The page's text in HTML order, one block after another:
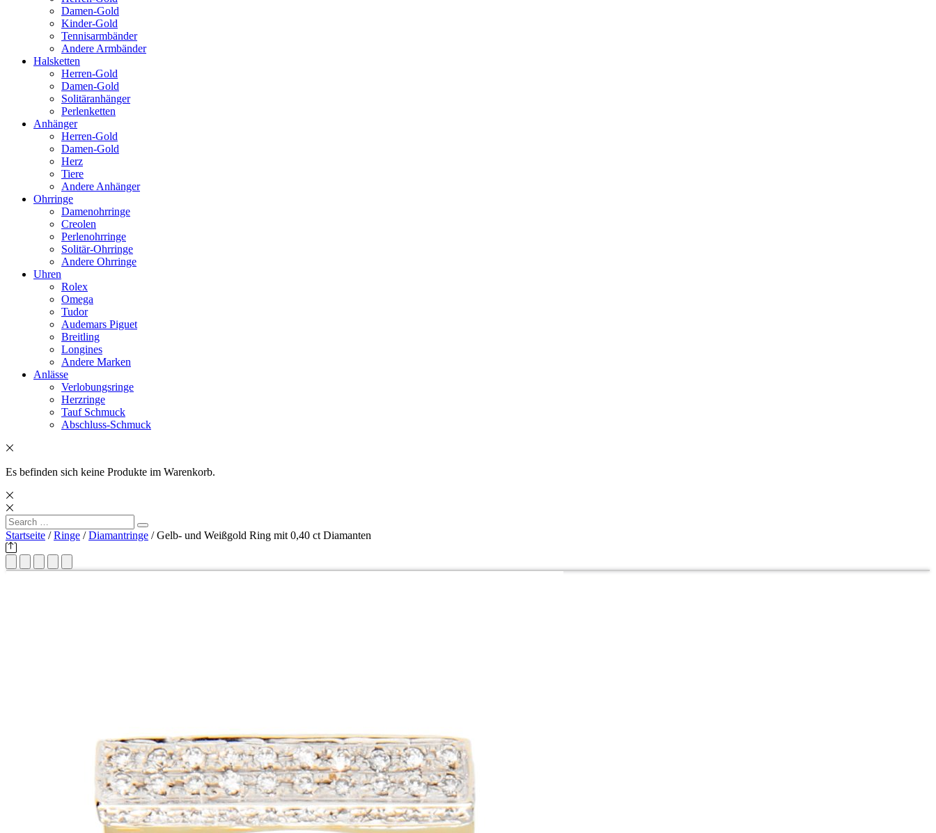
Damen-Gold
Kinder-Gold
Tennisarmbänder
Andere Armbänder
Halsketten
Herren-Gold
Damen-Gold
Solitäranhänger
Perlenketten
Anhänger
Herren-Gold
Damen-Gold
Herz
Tiere
Andere Anhänger
Ohrringe
Damenohrringe
Creolen
Perlenohrringe
Solitär-Ohrringe
Andere Ohrringe
Uhren
Rolex
Omega
Tudor
Audemars Piguet
Breitling
Longines
Andere Marken
Anlässe
Verlobungsringe
Herzringe
Tauf Schmuck
Abschluss-Schmuck
Es befinden sich keine Produkte im Warenkorb.
Search
for:
Search
Startseite /Ringe /Diamantringe / Gelb- und Weißgold Ring mit 0,40 ct Diamanten